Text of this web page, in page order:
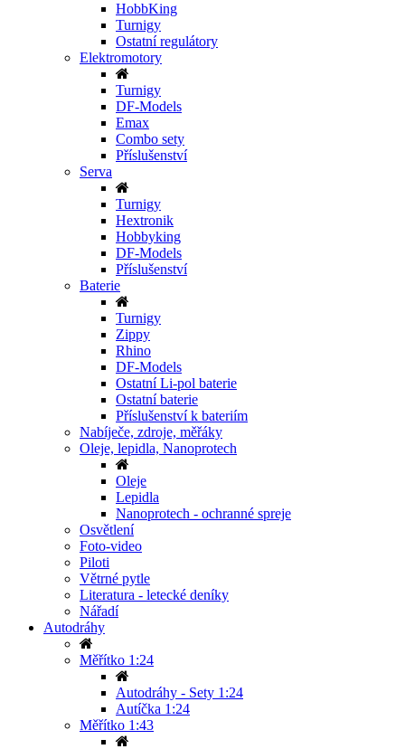
HobbKing
Turnigy
Ostatní regulátory
Elektromotory
Turnigy
DF-Models
Emax
Combo sety
Příslušenství
Serva
Turnigy
Hextronik
Hobbyking
DF-Models
Příslušenství
Baterie
Turnigy
Zippy
Rhino
DF-Models
Ostatní Li-pol baterie
Ostatní baterie
Příslušenství k bateriím
Nabíječe, zdroje, měřáky
Oleje, lepidla, Nanoprotech
Oleje
Lepidla
Nanoprotech - ochranné spreje
Osvětlení
Foto-video
Piloti
Větrné pytle
Literatura - letecké deníky
Nářadí
Autodráhy
Měřítko 1:24
Autodráhy - Sety 1:24
Autíčka 1:24
Měřítko 1:43